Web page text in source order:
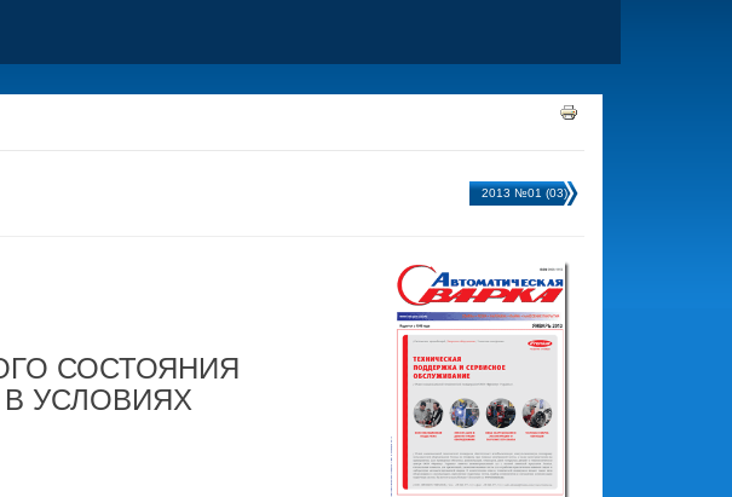
2013 №01 (03)
СОСТОЯНИЯ
УСЛОВИЯХ